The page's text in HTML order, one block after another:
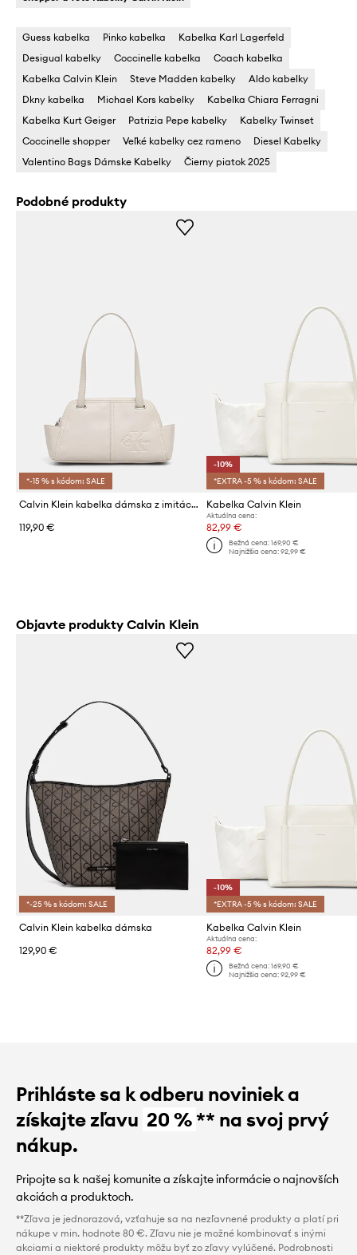
Guess kabelka Pinko kabelka
Kabelka Karl Lagerfeld
Desigual kabelky
Coccinelle kabelka
Coach kabelka
Kabelka Calvin Klein
Steve Madden kabelky
Aldo kabelky
Dkny kabelka
Michael Kors kabelky
Kabelka Chiara Ferragni
Kabelka Kurt Geiger
Patrizia Pepe kabelky
Kabelky Twinset
Coccinelle shopper
Veľké kabelky cez rameno
Diesel Kabelky
Valentino Bags Dámske Kabelky
Čierny piatok 2025
Podobné produkty
*-15 % s kódom: SALE
Calvin Klein kabelka dámska z imitácie kože
119,90 €
-10%
*EXTRA -5 % s kódom: SALE
Kabelka Calvin Klein
Aktuálna cena:
82,99 €
Bežná cena: 169,90 €
Najnižšia cena: 92,99 €
Objavte produkty Calvin Klein
*-25 % s kódom: SALE
Calvin Klein kabelka dámska
129,90 €
-10%
*EXTRA -5 % s kódom: SALE
Kabelka Calvin Klein
Aktuálna cena:
82,99 €
Bežná cena: 169,90 €
Najnižšia cena: 92,99 €
Prihláste sa k odberu noviniek a
získajte zľavu 20 %** na svoj prvý
nákup.
Pripojte sa k našej komunite a získajte informácie o najnovších
akciách a produktoch.
**Zľava je jednorazová, vzťahuje sa na nezľavnené produkty a platí pri
nákupe v min. hodnote 80 €. Zľavu nie je možné kombinovať s inými
akciami a niektoré produkty môžu byť zo zľavy vylúčené. Podrobnosti